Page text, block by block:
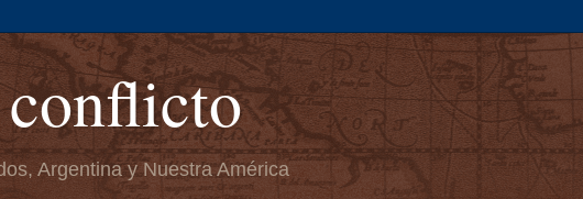
Argentina y Nuestra América